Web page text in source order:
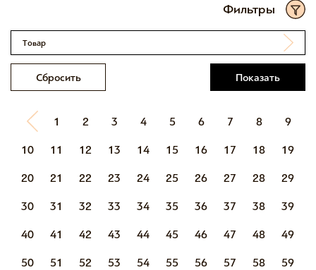
Фильтры
Товар
Сбросить Показать
1 2 3 4 5 6 7 8 9
10 11 12 13 14 15 16 17 18 19
20 21 22 23 24 25 26 27 28 29
30 31 32 33 34 35 36 37 38 39
40 41 42 43 44 45 46 47 48 49
50 51 52 53 54 55 56 57 58 59